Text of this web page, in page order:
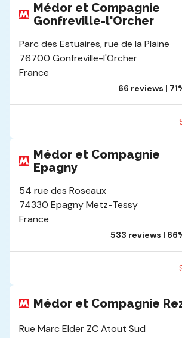
Médor et Compagnie
Gonfreville-l'Orcher
Parc des Estuaires, rue de la Plaine
76700 Gonfreville-l'Orcher
France
66 reviews |
Médor et Compagnie
Epagny
54 rue des Roseaux
74330 Epagny Metz-Tessy
France
533 reviews |
Médor et Compagnie
Rue Marc Elder ZC Atout Sud